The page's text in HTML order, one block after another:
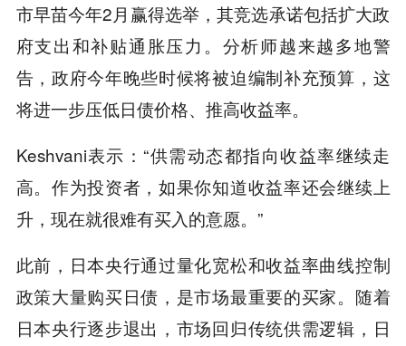
市早苗今年2月赢得选举，其竞选承诺包括扩大政
府支出和补贴通胀压力。分析师越来越多地警
告，政府今年晚些时候将被迫编制补充预算，这
将进一步压低日债价格、推高收益率。
Keshvani表示：“供需动态都指向收益率继续走
高。作为投资者，如果你知道收益率还会继续上
升，现在就很难有买入的意愿。”
此前，日本央行通过量化宽松和收益率曲线控制
政策大量购买日债，是市场最重要的买家。随着
日本央行逐步退出，市场回归传统供需逻辑，日